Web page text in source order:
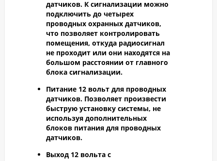
датчиков. К сигнализации можно
подключить до четырех
проводных охранных датчиков,
что позволяет контролировать
помещения, откуда радиосигнал
не проходит или они находятся на
большом расстоянии от главного
блока сигнализации.
Питание 12 вольт для проводных
датчиков. Позволяет произвести
быструю установку системы, не
используя дополнительных
блоков питания для проводных
датчиков.
Выход 12 вольта с